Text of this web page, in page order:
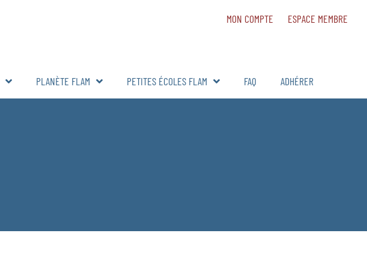
MON COMPTE ESPACE MEMBRE
PLANÈTE FLAM PETITES ÉCOLES FLAM FAQ ADHÉRER